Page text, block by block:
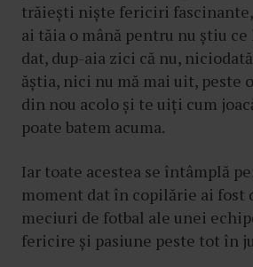
trăiești niște fericiri
ai tăia o mână pentru nu știu
dat, dup-aia zici că nu,
ăștia, nici nu mă mai uit, peste
din nou acolo și te uiți cum
poate batem acuma.
Iar toate acestea se întâmplă
moment dat în copilărie ai fost
meciuri de fotbal ale unei
fericire și pasiune peste tot în